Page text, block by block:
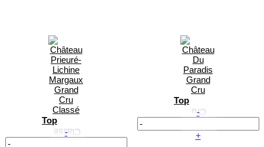
Top
-
Top
-
+